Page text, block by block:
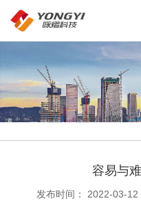
容易与
发布时间： 2022-03-12